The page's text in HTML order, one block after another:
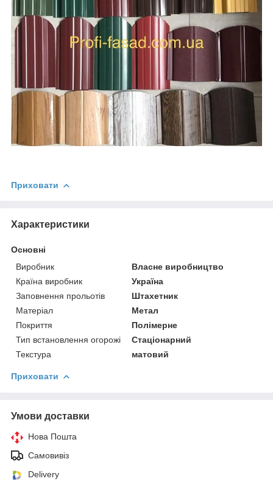
Приховати
Характеристики
Основні
Виробник
Власне виробництво
Країна виробник
Україна
Заповнення прольотів
Штахетник
Матеріал
Метал
Покриття
Полімерне
Тип встановлення огорожі
Стаціонарний
Текстура
матовий
Приховати
Умови доставки
Нова Пошта
Самовивіз
Delivery